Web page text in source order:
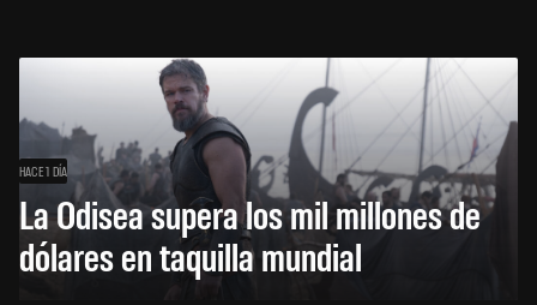
HACE 1 DÍA
La Odisea supera los mil millones de
dólares en taquilla mundial